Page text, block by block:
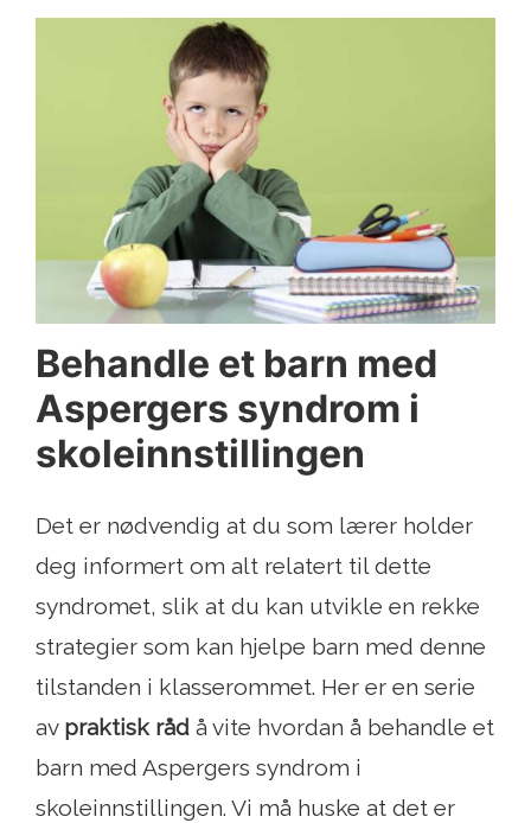
Behandle et barn med
Aspergers syndrom i
skoleinnstillingen
Det er nødvendig at du som lærer holder
deg informert om alt relatert til dette
syndromet, slik at du kan utvikle en rekke
strategier som kan hjelpe barn med denne
tilstanden i klasserommet. Her er en serie
av praktisk råd å vite hvordan å behandle et
barn med Aspergers syndrom i
skoleinnstillingen. Vi må huske at det er